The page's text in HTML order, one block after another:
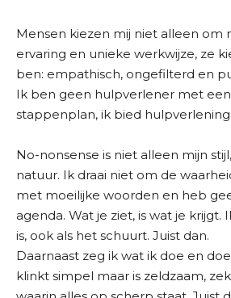
Mensen kiezen mij niet alleen om
ervaring en unieke werkwijze, ze
ben: empathisch, ongefilterd en
Ik ben geen hulpverlener met
stappenplan, ik bied
No-nonsense is niet alleen mijn
natuur. Ik draai niet om de
met moeilijke woorden en heb
agenda. Wat je ziet, is wat je
is, ook als het schuurt. Juist dan.
Daarnaast zeg ik wat ik doe en
klinkt simpel maar is zeldzaam,